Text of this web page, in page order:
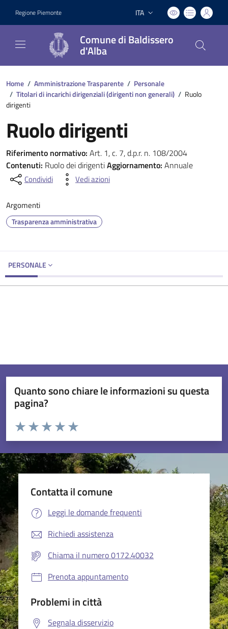
Regione Piemonte Lingua attiva:
ITA
Comune di Baldissero
d'Alba
Home / Amministrazione Trasparente / Personale
/ Titolari di incarichi dirigenziali (dirigenti non generali) / Ruolo
dirigenti
Ruolo dirigenti
Riferimento normativo: Art. 1, c. 7, d.p.r. n. 108/2004
Contenuti: Ruolo dei dirigentiAggiornamento: Annuale
Condividi Vedi azioni
Argomenti
Trasparenza amministrativa
PERSONALE
Quanto sono chiare le informazioni su questa
pagina?
Valuta da 1 a 5 stelle la pagina
Valuta 5 stelle su 5
Valuta 4 stelle su 5
Valuta 3 stelle su 5
Valuta 2 stelle su 5
Valuta 1 stelle su 5
Contatta il comune
Leggi le domande frequenti
Richiedi assistenza
Chiama il numero 0172.40032
Prenota appuntamento
Problemi in città
Segnala disservizio